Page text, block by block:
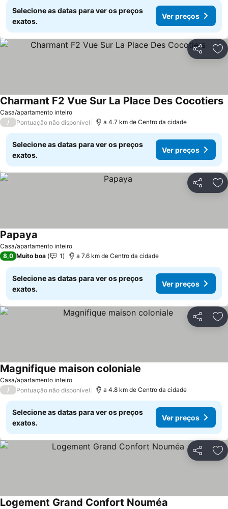
Selecione as datas para ver os preços
exatos.
Ver preços
Partilhar
Casa/apartamento inteiro
Charmant F2 Vue Sur La Place Des Cocotiers
/ Pontuação não disponível a 4.7 km de Centro da cidade
Selecione as datas para ver os preços
exatos.
Ver preços
Partilhar
Casa/apartamento inteiro
Papaya
8,0 Muito boa 1 a 7.6 km de Centro da cidade
Selecione as datas para ver os preços
exatos.
Ver preços
Partilhar
Casa/apartamento inteiro
Magnifique maison coloniale
/ Pontuação não disponível a 4.8 km de Centro da cidade
Selecione as datas para ver os preços
exatos.
Ver preços
Partilhar
Logement Grand Confort Nouméa